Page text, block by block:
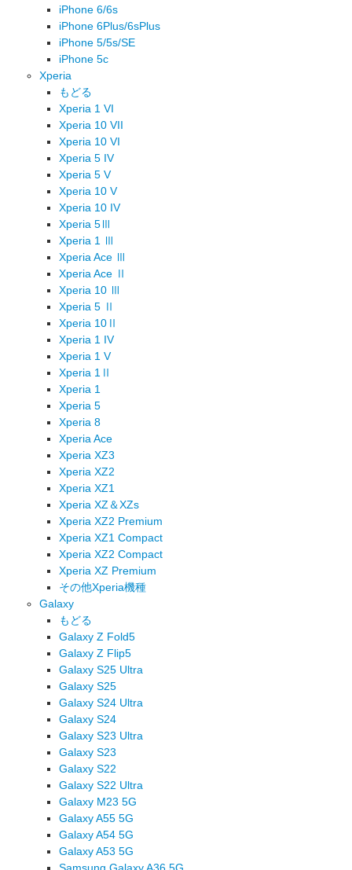
iPhone 6/6s
iPhone 6Plus/6sPlus
iPhone 5/5s/SE
iPhone 5c
Xperia
もどる
Xperia 1 VI
Xperia 10 VII
Xperia 10 VI
Xperia 5 IV
Xperia 5 V
Xperia 10 V
Xperia 10 IV
Xperia 5Ⅲ
Xperia 1 Ⅲ
Xperia Ace Ⅲ
Xperia Ace Ⅱ
Xperia 10 Ⅲ
Xperia 5 Ⅱ
Xperia 10Ⅱ
Xperia 1 IV
Xperia 1 V
Xperia 1Ⅱ
Xperia 1
Xperia 5
Xperia 8
Xperia Ace
Xperia XZ3
Xperia XZ2
Xperia XZ1
Xperia XZ＆XZs
Xperia XZ2 Premium
Xperia XZ1 Compact
Xperia XZ2 Compact
Xperia XZ Premium
その他Xperia機種
Galaxy
もどる
Galaxy Z Fold5
Galaxy Z Flip5
Galaxy S25 Ultra
Galaxy S25
Galaxy S24 Ultra
Galaxy S24
Galaxy S23 Ultra
Galaxy S23
Galaxy S22
Galaxy S22 Ultra
Galaxy M23 5G
Galaxy A55 5G
Galaxy A54 5G
Galaxy A53 5G
Samsung Galaxy A36 5G